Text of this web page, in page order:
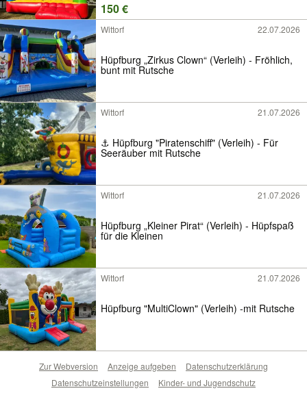
150 €
Wittorf 22.07.2026
Hüpfburg „Zirkus Clown“ (Verleih) - Fröhlich,
bunt mit Rutsche
Wittorf 21.07.2026
⚓ Hüpfburg "Piratenschiff" (Verleih) - Für
Seeräuber mit Rutsche
Wittorf 21.07.2026
Hüpfburg „Kleiner Pirat“ (Verleih) - Hüpfspaß
für die Kleinen
Wittorf 21.07.2026
Hüpfburg "MultiClown" (Verleih) -mit Rutsche
Zur Webversion Anzeige aufgeben
Datenschutzerklärung
Datenschutzeinstellungen
Kinder- und Jugendschutz